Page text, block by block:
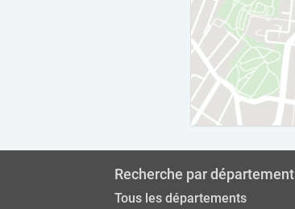
Recherche par département
Tous les départements